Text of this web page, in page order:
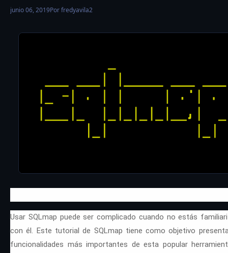
junio 06, 2019Por fredyavila2
Usar SQLmap puede ser complicado cuando no estás
con él. Este tutorial de SQLmap tiene como objetivo
funcionalidades más importantes de esta popular